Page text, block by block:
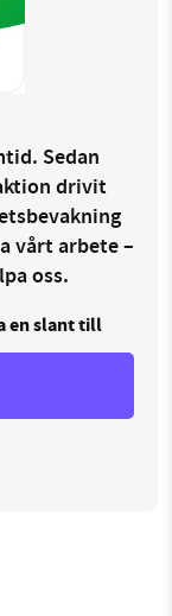
Sedan
drivit
vårt arbete –
oss.
en slant till